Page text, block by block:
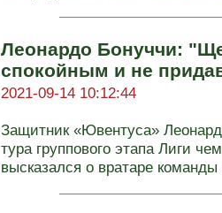
Леонардо Бонуччи:
спокойным и не
2021-09-14 10:12:44
Защитник «Ювентуса»
тура группового этапа Лиги
высказался о вратаре